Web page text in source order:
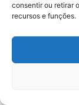
consentir ou retirar
recursos e funções.
no Alto